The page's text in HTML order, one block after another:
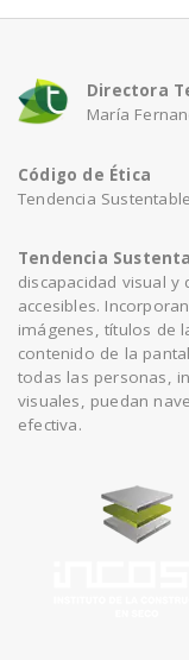
Directora
María
Código de Ética
Tendencia Sustentable
Tendencia
discapacidad visual
accesibles.
imágenes, títulos de
contenido de la
todas las personas,
visuales, puedan
efectiva.